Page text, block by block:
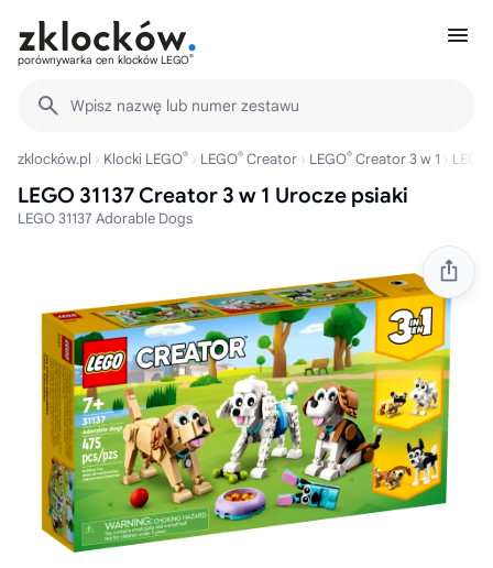
porównywarka cen klocków LEGO®
Wpisz nazwę lub numer zestawu
zklocków.pl Klocki LEGO® LEGO® Creator LEGO® Creator 3 w 1 LEGO
LEGO 31137 Creator 3 w 1 Urocze psiaki
LEGO 31137 Adorable Dogs